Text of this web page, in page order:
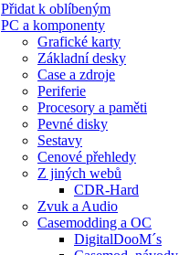
Přidat k oblíbeným
PC a komponenty
Grafické karty
Základní desky
Case a zdroje
Periferie
Procesory a paměti
Pevné disky
Sestavy
Cenové přehledy
Z jiných webů
CDR-Hard
Zvuk a Audio
Casemodding a OC
DigitalDooM´s